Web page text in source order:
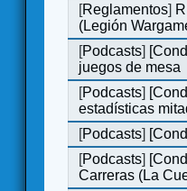
[Reglamentos]
(Legión
[Podcasts]
juegos de mesa
[Podcasts]
estadísticas
[Podcasts]
[Podcasts]
Carreras (La